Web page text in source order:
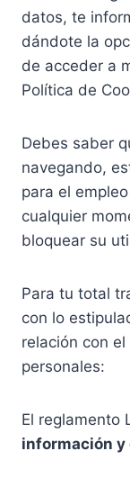
datos, te
dándote la
de acceder a
Política de
Debes saber
navegando,
para el
cualquier
bloquear su
Para tu total
con lo
relación con
personales:
El reglamento
información y